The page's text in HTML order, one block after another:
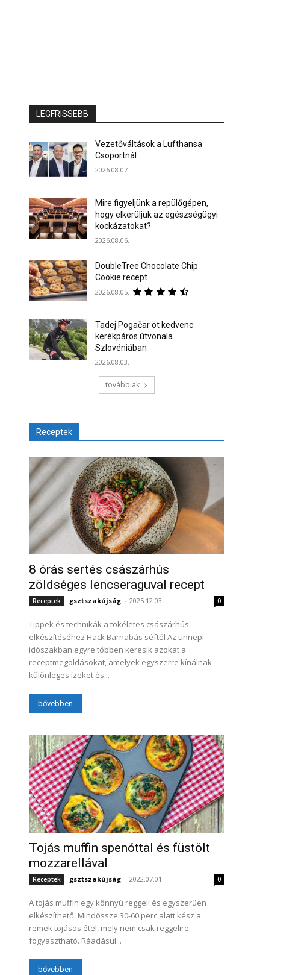
LEGFRISSEBB
Vezetőváltások a Lufthansa
Csoportnál
2026.08.07.
Mire figyeljünk a repülőgépen,
hogy elkerüljük az egészségügyi
kockázatokat?
2026.08.06.
DoubleTree Chocolate Chip
Cookie recept
2026.08.05.
Tadej Pogačar öt kedvenc
kerékpáros útvonala
Szlovéniában
2026.08.03.
továbbiak
Receptek
8 órás sertés császárhús
zöldséges lencseraguval recept
Receptek gsztszakújság - 2025.12.03. 0
Tippek és technikák a tökéletes császárhús
elkészítéséhez Hack Barnabás séftől Az ünnepi
időszakban egyre többen keresik azokat a
receptmegoldásokat, amelyek egyszerre kínálnak
különleges ízeket és...
bővebben
Tojás muffin spenóttal és füstölt
mozzarellával
Receptek gsztszakújság - 2022.07.01. 0
A tojás muffin egy könnyű reggeli és egyszerűen
elkészíthető. Mindössze 30-60 perc alatt kész a
remek tojásos étel, mely nem csak reggelire
fogyasztható. Ráadásul...
bővebben